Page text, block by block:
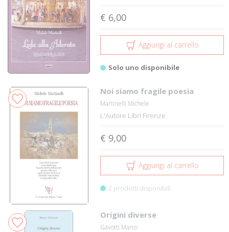
€ 6,00
Aggiungi al carrello
Solo uno disponibile
Noi siamo fragile poesia
Martinelli Michele
L'Autore Libri Firenze
€ 9,00
Aggiungi al carrello
2 prodotti disponibili
Origini diverse
Gavotti Marco